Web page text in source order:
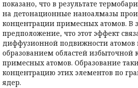
показано, что в результате
на детонационные наноалмазы
концентрации примесных атомов. В
предположение, что этот эффект
диффузионной подвижности
образованием областей избыточной
примесных атомов. Образование
концентрацию этих элементов по
ядер.